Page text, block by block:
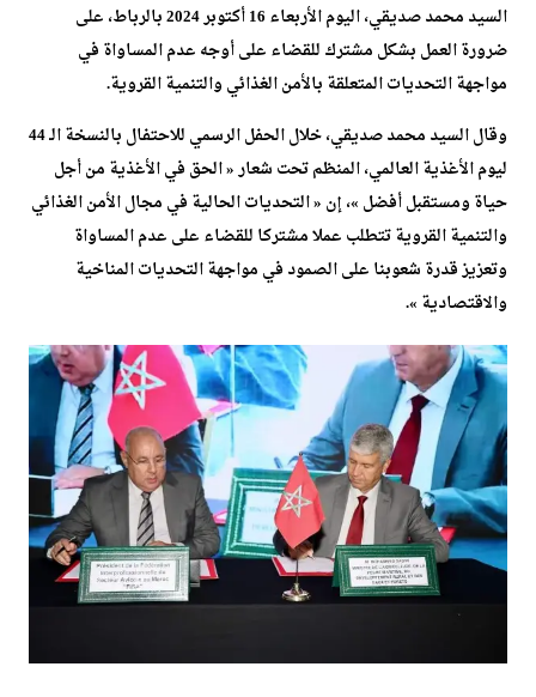
السيد محمد صديقي، اليوم الأربعاء 16 أكتوبر 2024 بالرباط، على
ضرورة العمل بشكل مشترك للقضاء على أوجه عدم المساواة في
مواجهة التحديات المتعلقة بالأمن الغذائي والتنمية القروية.
وقال السيد محمد صديقي، خلال الحفل الرسمي للاحتفال بالنسخة الـ 44
ليوم الأغذية العالمي، المنظم تحت شعار « الحق في الأغذية من أجل
حياة ومستقبل أفضل »، إن « التحديات الحالية في مجال الأمن الغذائي
والتنمية القروية تتطلب عملا مشتركا للقضاء على عدم المساواة
وتعزيز قدرة شعوبنا على الصمود في مواجهة التحديات المناخية
والاقتصادية ».